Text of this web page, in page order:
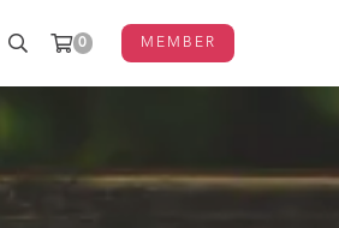
0 MEMBER